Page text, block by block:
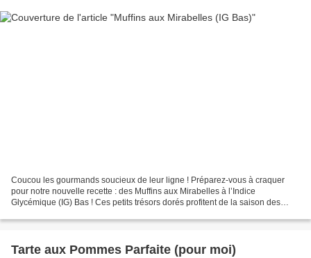
Coucou les gourmands soucieux de leur ligne ! Préparez-vous à craquer
pour notre nouvelle recette : des Muffins aux Mirabelles à l’Indice
Glycémique (IG) Bas ! Ces petits trésors dorés profitent de la saison des
Tarte aux Pommes Parfaite (pour moi)